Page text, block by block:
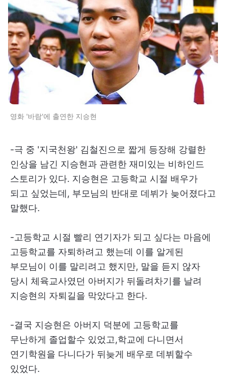
영화 '바람'에 출연한 지승현
-극 중 '지국천왕' 김철진으로 짧게 등장해 강렬한
인상을 남긴 지승현과 관련한 재미있는 비하인드
스토리가 있다. 지승현은 고등학교 시절 배우가
되고 싶었는데, 부모님의 반대로 데뷔가 늦어졌다고
말했다.
-고등학교 시절 빨리 연기자가 되고 싶다는 마음에
고등학교를 자퇴하려고 했는데 이를 알게된
부모님이 이를 말리려고 했지만, 말을 듣지 않자
당시 체육교사였던 아버지가 뒤돌려차기를 날려
지승현의 자퇴길을 막았다고 한다.
-결국 지승현은 아버지 덕분에 고등학교를
무난하게 졸업할수 있었고,학교에 다니면서
연기학원을 다니다가 뒤늦게 배우로 데뷔할수
있었다.